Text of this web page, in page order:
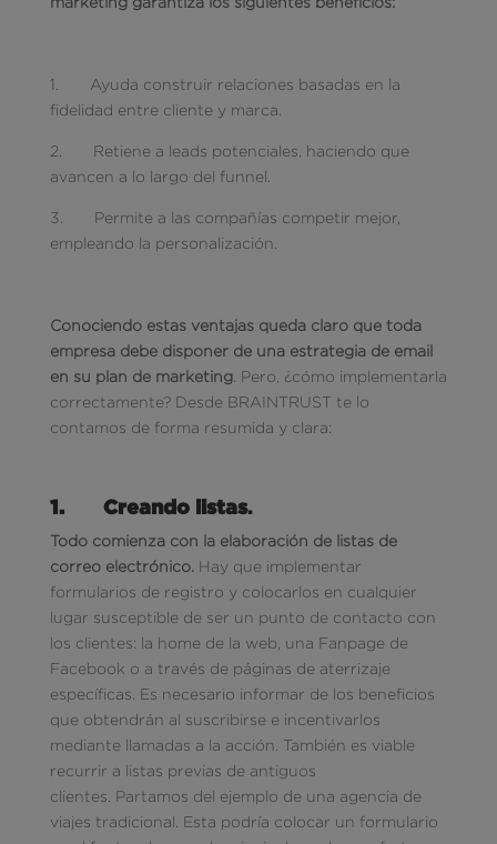
1. Ayuda construir relaciones basadas en la
fidelidad entre cliente y marca.
2. Retiene a leads potenciales, haciendo que
avancen a lo largo del funnel.
3. Permite a las compañías competir mejor,
empleando la personalización.
Conociendo estas ventajas queda claro que toda
empresa debe disponer de una estrategia de email
en su plan de marketing. Pero, ¿cómo implementarla
correctamente? Desde BRAINTRUST te lo
contamos de forma resumida y clara:
1. Creando listas.
Todo comienza con la elaboración de listas de
correo electrónico. Hay que implementar
formularios de registro y colocarlos en cualquier
lugar susceptible de ser un punto de contacto con
los clientes: la home de la web, una Fanpage de
Facebook o a través de páginas de aterrizaje
específicas. Es necesario informar de los beneficios
que obtendrán al suscribirse e incentivarlos
mediante llamadas a la acción. También es viable
recurrir a listas previas de antiguos
clientes. Partamos del ejemplo de una agencia de
viajes tradicional. Esta podría colocar un formulario